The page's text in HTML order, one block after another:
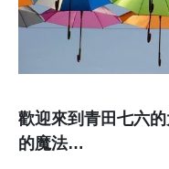
歡迎來到青田七六
的魔法…